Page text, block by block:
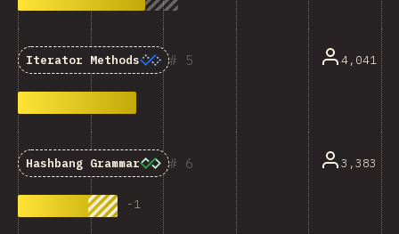
5
Iterator Methods 4,041
6
Hashbang Grammar
-1
3,383